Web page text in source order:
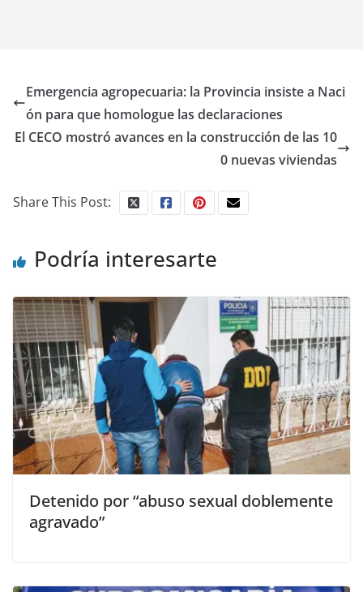
Emergencia agropecuaria: la Provincia insiste a Naci
ón para que homologue las declaraciones
El CECO mostró avances en la construcción de las 10
0 nuevas viviendas
Share This Post:
Podría interesarte
Detenido por “abuso sexual doblemente
agravado”